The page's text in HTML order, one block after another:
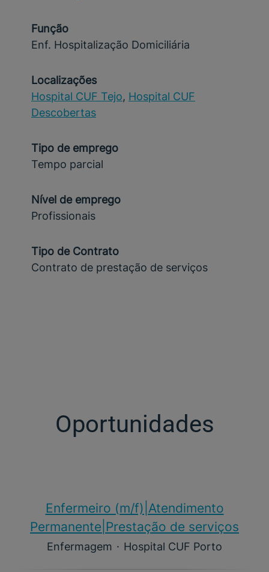
Função
Enf. Hospitalização Domiciliária
Localizações
Hospital CUF Tejo, Hospital CUF
Descobertas
Tipo de emprego
Tempo parcial
Nível de emprego
Profissionais
Tipo de Contrato
Contrato de prestação de serviços
Oportunidades
Enfermeiro (m/f)​|Atendimento
Permanente|Prestação de serviços
Enfermagem · Hospital CUF Porto